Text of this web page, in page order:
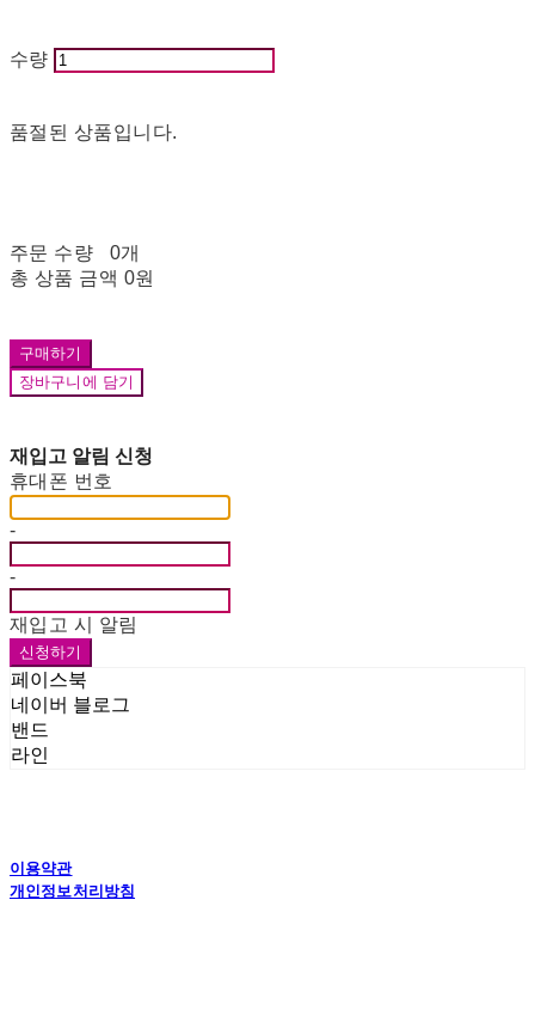
수량
품절된 상품입니다.
주문 수량
0개
총 상품 금액 0원
구매하기
장바구니에 담기
재입고 알림 신청
휴대폰 번호
-
-
재입고 시 알림
신청하기
페이스북
네이버 블로그
밴드
라인
이용약관
개인정보처리방침